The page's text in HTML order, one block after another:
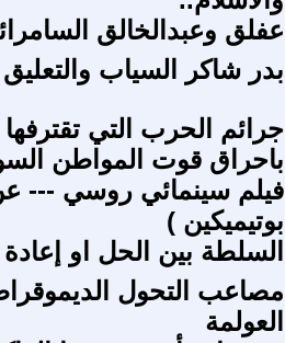
عفلق وعبدالخالق
بدر شاكر السياب
جرائم الحرب التي تقترفها
باحراق قوت المواطن
فيلم سينمائي روسي ---
بوتيميكين )
السلطة بين الحل او
مصاعب التحول
العولمة